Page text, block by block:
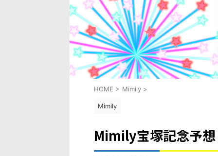
HOME > Mimily >
Mimily
Mimily宝塚記念予想